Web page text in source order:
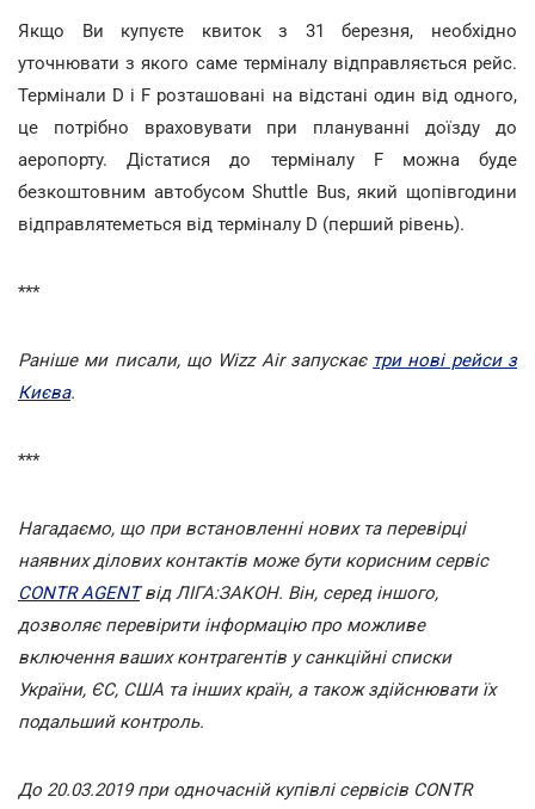
Якщо Ви купуєте квиток з 31 березня, необхідно
уточнювати з якого саме терміналу відправляється рейс.
Термінали D і F розташовані на відстані один від одного,
це потрібно враховувати при плануванні доїзду до
аеропорту. Дістатися до терміналу F можна буде
безкоштовним автобусом Shuttle Bus, який щопівгодини
відправлятеметься від терміналу D (перший рівень).
***
Раніше ми писали, що Wizz Air запускає три нові рейси з
Києва.
***
Нагадаємо, що при встановленні нових та перевірці
наявних ділових контактів може бути корисним сервіс
CONTR AGENTвід ЛІГА:ЗАКОН. Він, серед іншого,
дозволяє перевірити інформацію про можливе
включення ваших контрагентів у санкційні списки
України, ЄС, США та інших країн, а також здійснювати їх
подальший контроль.
До 20.03.2019 при одночасній купівлі сервісів CONTR